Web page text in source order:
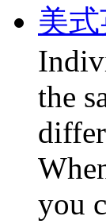
美
the
you